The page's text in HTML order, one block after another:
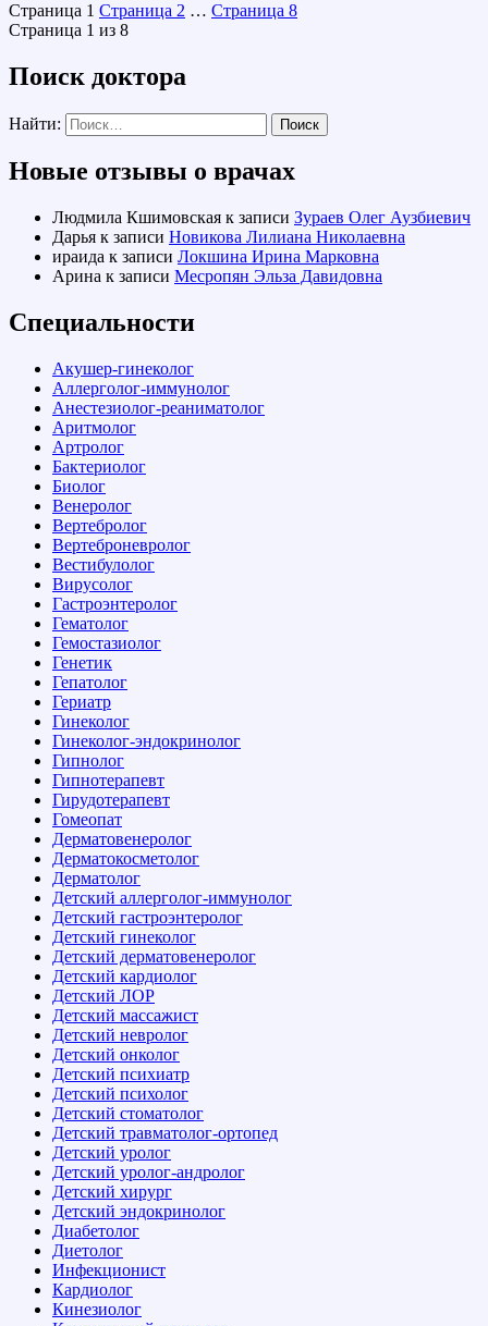
Страница 1 Страница 2 … Страница 8
Страница 1 из 8
Поиск доктора
Найти:
Новые отзывы о врачах
Людмила Кшимовская к записи Зураев Олег Аузбиевич
Дарья к записи Новикова Лилиана Николаевна
ираида к записи Локшина Ирина Марковна
Арина к записи Месропян Эльза Давидовна
Специальности
Акушер-гинеколог
Аллерголог-иммунолог
Анестезиолог-реаниматолог
Аритмолог
Артролог
Бактериолог
Биолог
Венеролог
Вертебролог
Вертеброневролог
Вестибулолог
Вирусолог
Гастроэнтеролог
Гематолог
Гемостазиолог
Генетик
Гепатолог
Гериатр
Гинеколог
Гинеколог-эндокринолог
Гипнолог
Гипнотерапевт
Гирудотерапевт
Гомеопат
Дерматовенеролог
Дерматокосметолог
Дерматолог
Детский аллерголог-иммунолог
Детский гастроэнтеролог
Детский гинеколог
Детский дерматовенеролог
Детский кардиолог
Детский ЛОР
Детский массажист
Детский невролог
Детский онколог
Детский психиатр
Детский психолог
Детский стоматолог
Детский травматолог-ортопед
Детский уролог
Детский уролог-андролог
Детский хирург
Детский эндокринолог
Диабетолог
Диетолог
Инфекционист
Кардиолог
Кинезиолог